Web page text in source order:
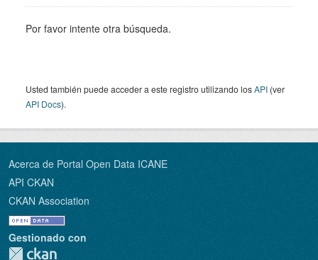
Por favor intente otra búsqueda.
Usted también puede acceder a este registro utilizando losAPI (ver
API Docs).
Acerca de Portal Open Data ICANE
API CKAN
CKAN Association
Gestionado con